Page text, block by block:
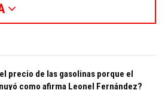
precio de las gasolinas porque el
como afirma Leonel Fernández?